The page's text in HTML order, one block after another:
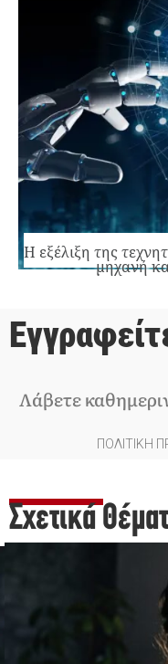
Η εξέλιξη της
μηχανή
Λάβετε
ΠΟΛΙΤΙΚΗ
Σχετικά